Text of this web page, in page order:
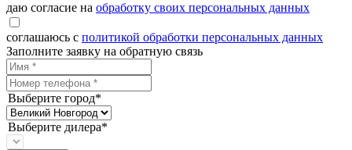
даю согласие на обработку своих персональных данных
соглашаюсь с политикой обработки персональных данных
Заполните заявку на обратную связь
Выберите город*
Выберите дилера*